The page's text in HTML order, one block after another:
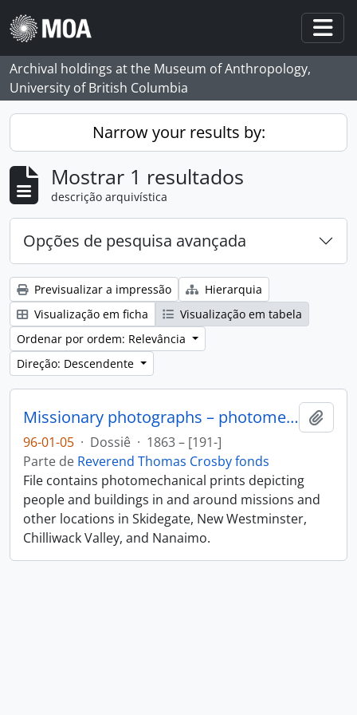
Skip to main content
Archival holdings at the Museum of Anthropology,
University of British Columbia
Narrow your results by:
Mostrar 1 resultados
descrição arquivística
Opções de pesquisa avançada
Previsualizar a impressão
Hierarquia
Visualização em ficha
Visualização em tabela
Ordenar por ordem: Relevância
Direção: Descendente
Missionary photographs – photomechanical
96-01-05 · Dossiê · 1863 – [191-]
Parte de Reverend Thomas Crosby fonds
File contains photomechanical prints depicting
people and buildings in and around missions and
other locations in Skidegate, New Westminster,
Chilliwack Valley, and Nanaimo.